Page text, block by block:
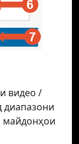
видео /
диапазони
майдонҳои